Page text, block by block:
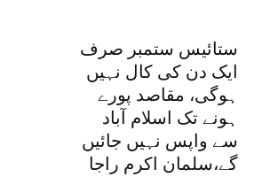
ستائیس ستمبر صرف
ایک دن کی کال نہیں
ہوگی، مقاصد پورے
ہونے تک اسلام آباد
سے واپس نہیں جائیں
گے،سلمان اکرم راجا